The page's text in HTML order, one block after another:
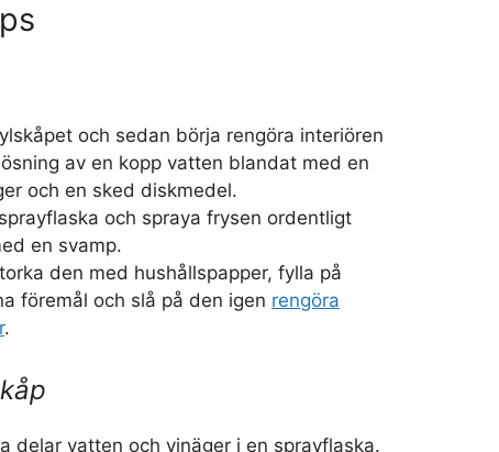
och sedan börja rengöra interiören
av en kopp vatten blandat med en
och en sked diskmedel.
och spraya frysen ordentligt
en svamp.
den med hushållspapper, fylla på
föremål och slå på den igen rengöra
.
delar vatten och vinäger i en sprayflaska.